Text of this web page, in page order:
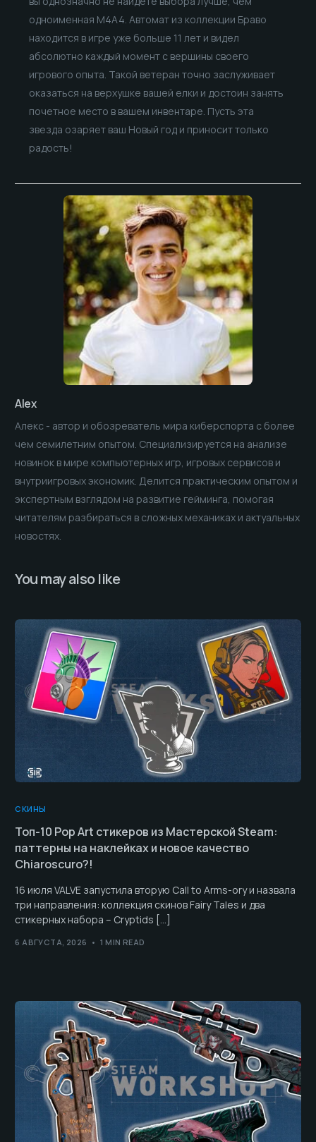
одноименная M4A4. Автомат из коллекции Браво
находится в игре уже больше 11 лет и видел
абсолютно каждый момент с вершины своего
игрового опыта. Такой ветеран точно заслуживает
оказаться на верхушке вашей елки и достоин занять
почетное место в вашем инвентаре. Пусть эта
звезда озаряет ваш Новый год и приносит только
радость!
Alex
Алекс - автор и обозреватель мира киберспорта с более
чем семилетним опытом. Специализируется на анализе
новинок в мире компьютерных игр, игровых сервисов и
внутриигровых экономик. Делится практическим опытом и
экспертным взглядом на развитие гейминга, помогая
читателям разбираться в сложных механиках и актуальных
новостях.
You may also like
СКИНЫ
Топ-10 Pop Art стикеров из Мастерской Steam:
паттерны на наклейках и новое качество
Chiaroscuro?!
16 июля VALVE запустила вторую Call to Arms-ory и назвала
три направления: коллекция скинов Fairy Tales и два
стикерных набора – Cryptids […]
6 АВГУСТА, 2026 1 MIN READ